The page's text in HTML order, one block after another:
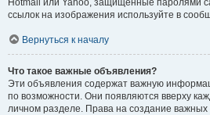
Hotmail или Yahoo, защищённые паролями
ссылок на изображения используйте в
Вернуться к началу
Что такое важные объявления?
Эти объявления содержат важную
по возможности. Они появляются вверху
личном разделе. Права на создание